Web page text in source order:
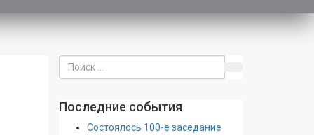
Последние события
Состоялось 100-е заседание